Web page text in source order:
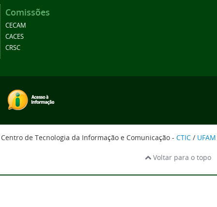
Comissões
CECAM
CACES
CRSC
Centro de Tecnologia da Informação e Comunicação - CTIC / UFAM
Voltar para o topo